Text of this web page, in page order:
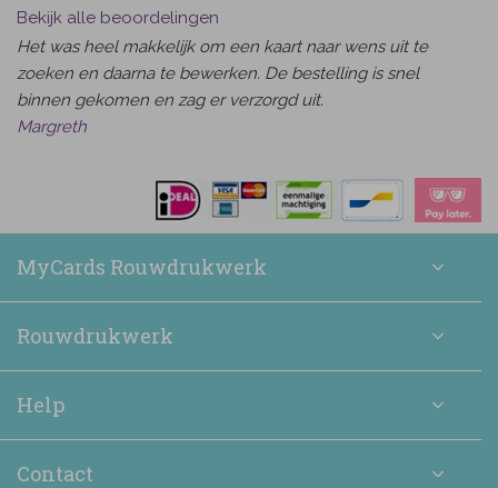
Bekijk alle beoordelingen
Het was heel makkelijk om een kaart naar wens uit te
zoeken en daarna te bewerken. De bestelling is snel
binnen gekomen en zag er verzorgd uit.
Margreth
MyCards Rouwdrukwerk
Rouwdrukwerk
Help
Contact